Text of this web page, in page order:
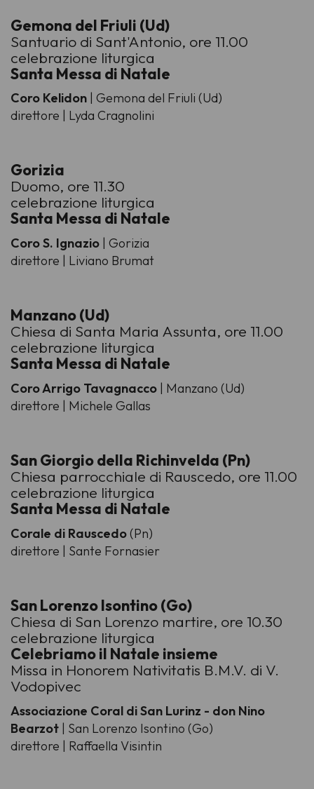
Gemona del Friuli (Ud)
Santuario di Sant'Antonio, ore 11.00
celebrazione liturgica
Santa Messa di Natale
Coro Kelidon | Gemona del Friuli (Ud)
direttore | Lyda Cragnolini
Gorizia
Duomo, ore 11.30
celebrazione liturgica
Santa Messa di Natale
Coro S. Ignazio | Gorizia
direttore | Liviano Brumat
Manzano (Ud)
Chiesa di Santa Maria Assunta, ore 11.00
celebrazione liturgica
Santa Messa di Natale
Coro Arrigo Tavagnacco | Manzano (Ud)
direttore | Michele Gallas
San Giorgio della Richinvelda (Pn)
Chiesa parrocchiale di Rauscedo, ore 11.00
celebrazione liturgica
Santa Messa di Natale
Corale di Rauscedo(Pn)
direttore | Sante Fornasier
San Lorenzo Isontino (Go)
Chiesa di San Lorenzo martire, ore 10.30
celebrazione liturgica
Celebriamo il Natale insieme
Missa in Honorem Nativitatis B.M.V. di V.
Vodopivec
Associazione Coral di San Lurinz - don Nino
Bearzot | San Lorenzo Isontino (Go)
direttore | Raffaella Visintin